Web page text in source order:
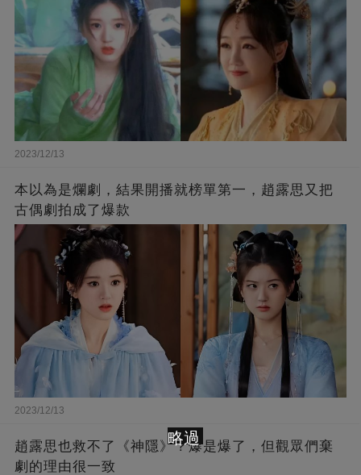
2023/12/13
本以為是爛劇，結果開播就榜單第一，趙露思又把
古偶劇拍成了爆款
2023/12/13
趙露思也救不了《神隱》？爆是爆了，但觀眾們棄
劇的理由很一致
略過